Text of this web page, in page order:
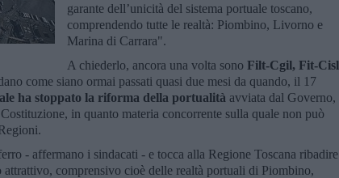
garante dell’unicità del sistema portuale toscano,
comprendendo tutte le realtà: Piombino, Livorno e
Marina di Carrara".
A chiederlo, ancora una volta sono Filt-Cgil, Fit-Cisl
come siano ormai passati quasi due mesi da quando, il 17
ha stoppato la riforma della portualità avviata dal Governo,
in quanto materia concorrente sulla quale non può
- affermano i sindacati - e tocca alla Regione Toscana ribadire
attrattivo, comprensivo cioè delle realtà portuali di Piombino,